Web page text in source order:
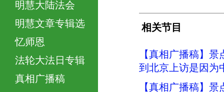
明慧大陆法会
明慧文章专辑选
忆师恩
法轮大法日专辑
真相广播稿
相关节目
【真相广播稿】
到北京上访是因为
【真相广播稿】